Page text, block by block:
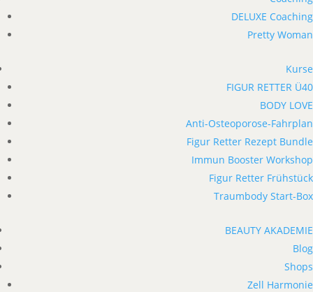
DELUXE Coaching
Pretty Woman
Kurse
FIGUR RETTER Ü40
BODY LOVE
Anti-Osteoporose-Fahrplan
Figur Retter Rezept Bundle
Immun Booster Workshop
Figur Retter Frühstück
Traumbody Start-Box
BEAUTY AKADEMIE
Blog
Shops
Zell Harmonie